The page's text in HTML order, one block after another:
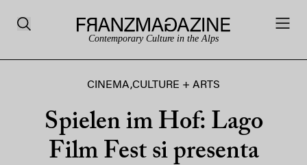
Contemporary Culture in the Alps
CINEMA,CULTURE + ARTS
Spielen im Hof: Lago
Film Fest si presenta